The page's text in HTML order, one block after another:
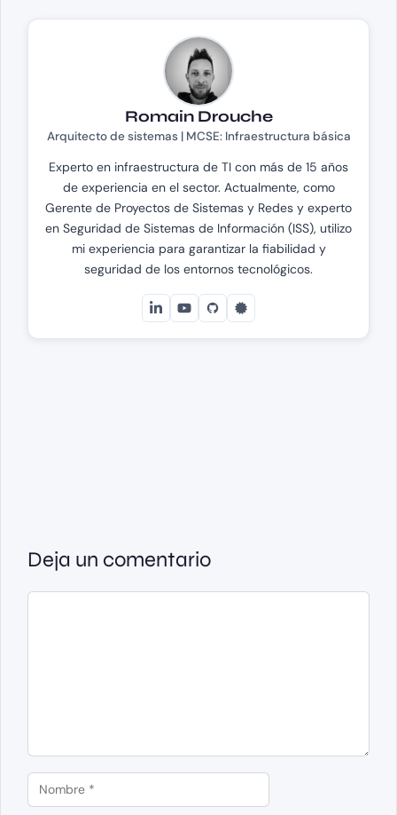
Romain Drouche
Arquitecto de sistemas | MCSE: Infraestructura básica
Experto en infraestructura de TI con más de 15 años
de experiencia en el sector. Actualmente, como
Gerente de Proyectos de Sistemas y Redes y experto
en Seguridad de Sistemas de Información (ISS), utilizo
mi experiencia para garantizar la fiabilidad y
seguridad de los entornos tecnológicos.
Deja un comentario
Comentario
Nombre